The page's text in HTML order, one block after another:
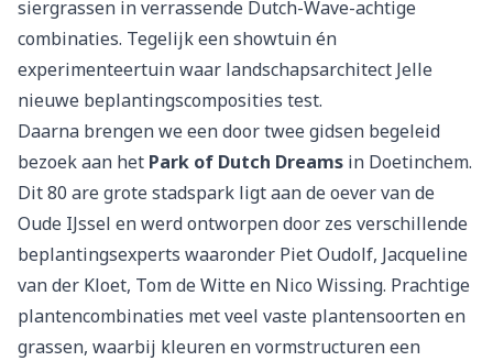
siergrassen in verrassende Dutch-Wave-achtige
combinaties. Tegelijk een showtuin én
experimenteertuin waar landschapsarchitect Jelle
nieuwe beplantingscomposities test.
Daarna brengen we een door twee gidsen begeleid
bezoek aan het Park of Dutch Dreams in Doetinchem.
Dit 80 are grote stadspark ligt aan de oever van de
Oude IJssel en werd ontworpen door zes verschillende
beplantingsexperts waaronder Piet Oudolf, Jacqueline
van der Kloet, Tom de Witte en Nico Wissing. Prachtige
plantencombinaties met veel vaste plantensoorten en
grassen, waarbij kleuren en vormstructuren een